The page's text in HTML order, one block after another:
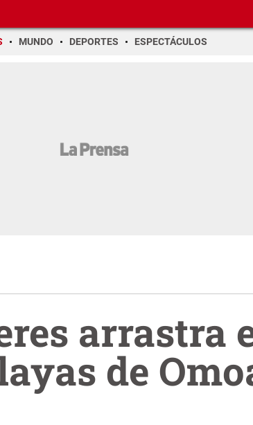
MUNDO DEPORTES ESPECTÁCULOS
arrastra
de